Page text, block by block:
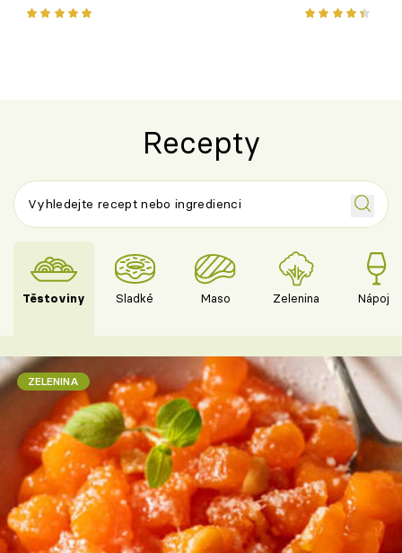
chuťovka z grilu
Recepty
Těstoviny Sladké Maso Zelenina Nápoje
ZELENINA